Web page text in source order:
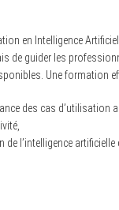
en Intelligence
de guider les
Une formation
des cas d’utilisation
de l’intelligence